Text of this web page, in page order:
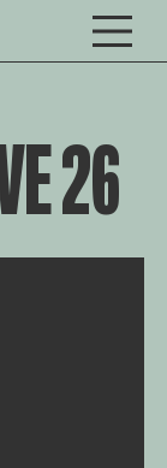
26